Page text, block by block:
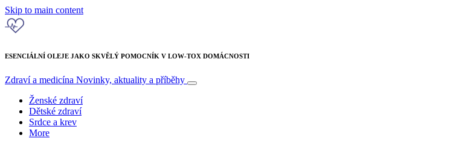
Skip to main content
ESENCIÁLNÍ OLEJE JAKO SKVĚLÝ POMOCNÍK V LOW-TOX DOMÁCNOSTI
Zdraví a medicína Novinky, aktuality a příběhy
Ženské zdraví
Dětské zdraví
Srdce a krev
More